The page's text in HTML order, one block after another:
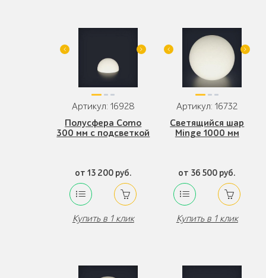
Артикул: 16928
Полусфера Como
300 мм с подсветкой
от 13 200 руб.
Купить в 1 клик
Артикул: 16732
Светящийся шар
Minge 1000 мм
от 36 500 руб.
Купить в 1 клик